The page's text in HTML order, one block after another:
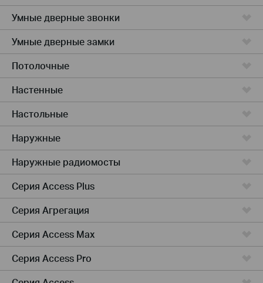
Умные дверные звонки
Умные дверные замки
Потолочные
Настенные
Настольные
Наружные
Наружные радиомосты
Серия Access Plus
Серия Агрегация
Серия Access Max
Серия Access Pro